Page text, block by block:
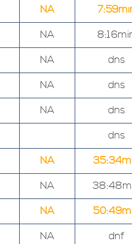
NA
NA
NA
dns
NA
dns
NA
dns
dns
NA
NA
NA
NA
dnf